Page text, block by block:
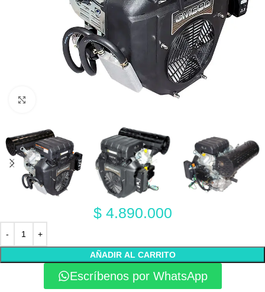
$4.890.000
AÑADIR AL CARRITO
Escríbenos por WhatsApp